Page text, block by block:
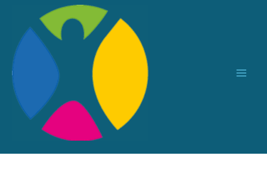
περιεχόμενο